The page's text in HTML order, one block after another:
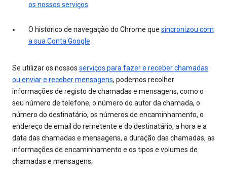
os nossos serviços
O histórico de navegação do Chrome que sincronizou com
a sua Conta Google
Se utilizar os nossos serviços para fazer e receber chamadas
ou enviar e receber mensagens, podemos recolher
informações de registo de chamadas e mensagens, como o
seu número de telefone, o número do autor da chamada, o
número do destinatário, os números de encaminhamento, o
endereço de email do remetente e do destinatário, a hora e a
data das chamadas e mensagens, a duração das chamadas, as
informações de encaminhamento e os tipos e volumes de
chamadas e mensagens.